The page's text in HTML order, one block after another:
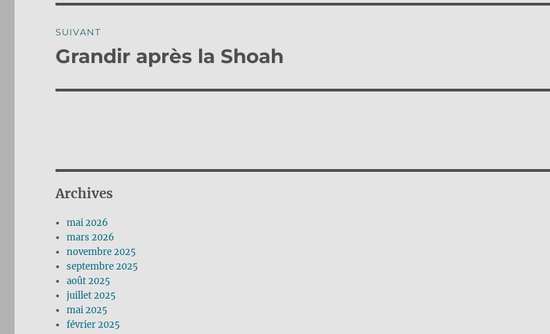
SUIVANT
Publication
Grandir après la Shoah
Archives
mai 2026
mars 2026
novembre 2025
septembre 2025
août 2025
juillet 2025
mai 2025
février 2025